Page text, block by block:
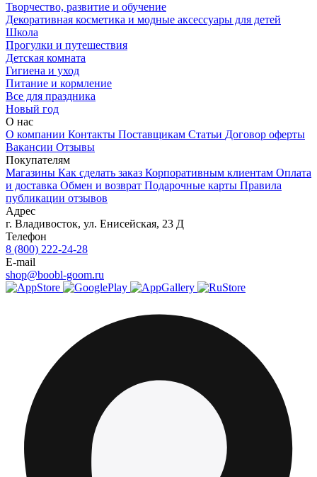
Творчество, развитие и обучение
Декоративная косметика и модные аксессуары для детей
Школа
Прогулки и путешествия
Детская комната
Гигиена и уход
Питание и кормление
Все для праздника
Новый год
О нас
О компании Контакты Поставщикам Статьи Договор оферты
Вакансии Отзывы
Покупателям
Магазины Как сделать заказ Корпоративным клиентам Оплата
и доставка Обмен и возврат Подарочные карты Правила
публикации отзывов
Адрес
г. Владивосток, ул. Енисейская, 23 Д
Телефон
8 (800) 222-24-28
E-mail
shop@boobl-goom.ru